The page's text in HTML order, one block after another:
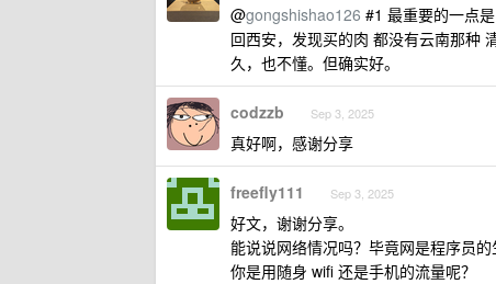
@gongshishao126 #1 最重要的一点
回西安，发现买的肉 都没有云南那种
久，也不懂。但确实好。
codzzb Sep 3, 2025
真好啊，感谢分享
freefly111 Sep 3, 2025
好文，谢谢分享。
能说说网络情况吗？毕竟网是程序员
你是用随身 wifi 还是手机的流量呢？